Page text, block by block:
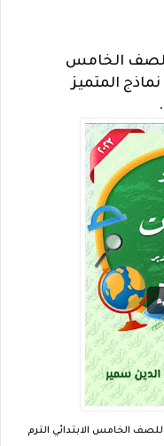
للصف الخامس
نماذج المتميز
الخامس الابتدائي الترم